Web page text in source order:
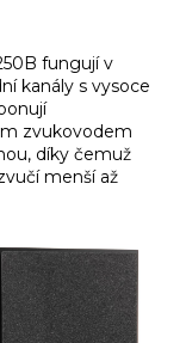
fungují v
kanály s vysoce
zvukovodem
díky čemuž
menší až